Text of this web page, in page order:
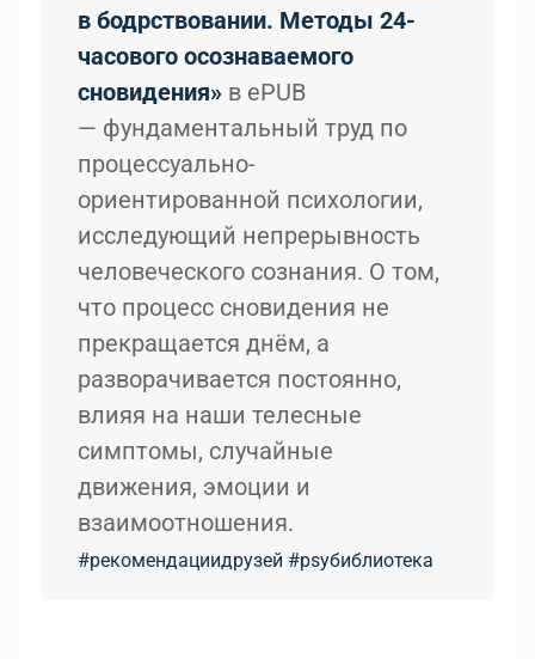
в бодрствовании. Методы 24-
часового осознаваемого
сновидения» в ePUB
— фундаментальный труд по
процессуально-
ориентированной психологии,
исследующий непрерывность
человеческого сознания. О том,
что процесс сновидения не
прекращается днём, а
разворачивается постоянно,
влияя на наши телесные
симптомы, случайные
движения, эмоции и
взаимоотношения.
#рекомендациидрузей #psyбиблиотека